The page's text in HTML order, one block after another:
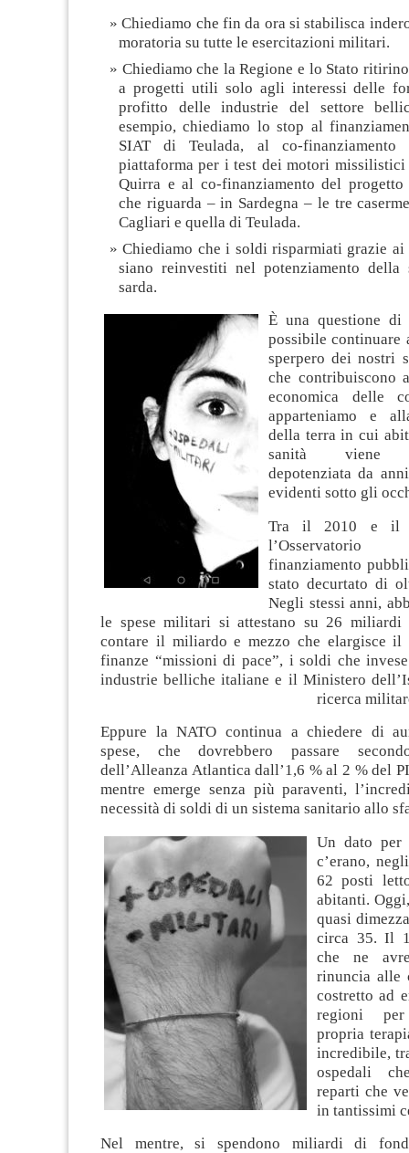
Chiediamo che fin da ora si stabilisca
moratoria su tutte le esercitazioni militari.
Chiediamo che la Regione e lo Stato
a progetti utili solo agli interessi delle
profitto delle industrie del settore
esempio, chiediamo lo stop al
SIAT di Teulada, al co-finanziamento
piattaforma per i test dei motori
Quirra e al co-finanziamento del progetto
che riguarda – in Sardegna – le tre
Cagliari e quella di Teulada.
Chiediamo che i soldi risparmiati grazie
siano reinvestiti nel potenziamento della
sarda.
È una questione
possibile continuare
sperpero dei nostri
che contribuiscono
economica delle
apparteniamo e
della terra in cui
sanità viene
depotenziata da
evidenti sotto gli
Tra il 2010 e il
finanziamento
stato decurtato di
Negli stessi anni,
le spese militari si attestano su 26 miliardi
contare il miliardo e mezzo che elargisce il
finanze “missioni di pace”, i soldi che
industrie belliche italiane e il Ministero
ricerca
Eppure la NATO continua a chiedere di
spese, che dovrebbero passare
dell’Alleanza Atlantica dall’1,6 % al 2 % del
mentre emerge senza più paraventi,
necessità di soldi di un sistema sanitario allo
Un dato
c’erano,
62 posti
abitanti.
quasi
circa 35. Il
che ne
rinuncia alle
costretto ad
regioni
propria
incredibile,
ospedali
reparti che
in tantissimi
Nel mentre, si spendono miliardi di